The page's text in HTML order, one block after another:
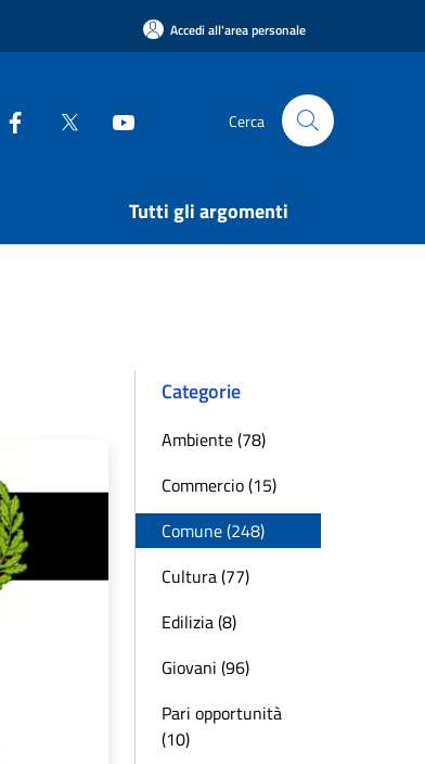
Accedi all'area personale
Cerca
Tutti gli argomenti
Categorie
Ambiente (78)
Commercio (15)
Comune (248)
Cultura (77)
Edilizia (8)
Giovani (96)
Pari opportunità
(10)